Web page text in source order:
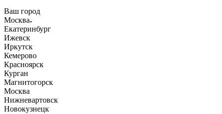
Ваш город
Москва
Екатеринбург
Ижевск
Иркутск
Кемерово
Красноярск
Курган
Магнитогорск
Москва
Нижневартовск
Новокузнецк